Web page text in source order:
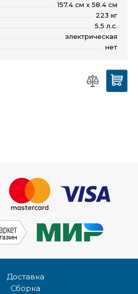
157.4 см x 58.4 см
223 кг
5.5 л.с.
электрическая
нет
Доставка
Сборка